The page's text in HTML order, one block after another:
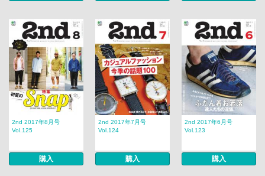
2nd 2017年8月号
Vol.125
購入
2nd 2017年7月号
Vol.124
購入
2nd 2017年6月号
Vol.123
購入